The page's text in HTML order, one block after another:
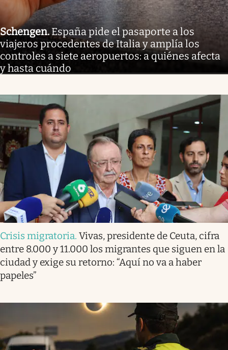
Schengen. España pide el pasaporte a los
viajeros procedentes de Italia y amplía los
controles a siete aeropuertos: a quiénes afecta
y hasta cuándo
Crisis migratoria. Vivas, presidente de Ceuta, cifra
entre 8.000 y 11.000 los migrantes que siguen en la
ciudad y exige su retorno: “Aquí no va a haber
papeles”